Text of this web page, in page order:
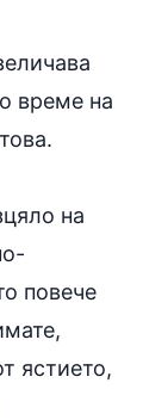
време на
на
повече
ястието,